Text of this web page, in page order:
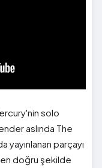
solo
aslında The
parçayı
en doğru şekilde